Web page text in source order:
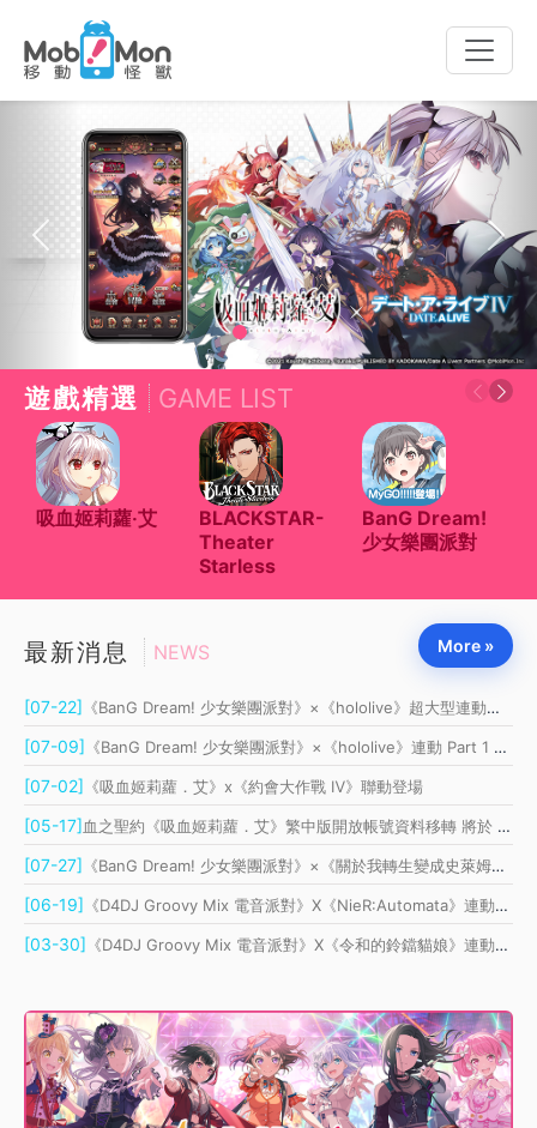
Toggle
Previous Next
遊戲精選 GAME LIST
吸血姬莉蘿‧艾
BLACKSTAR-
Theater
Starless
BanG Dream!
少女樂團派對
最新消息 NEWS More »
[07-22] 《BanG Dream! 少女樂團派對》×《hololive》超大型連動正式展開 Part 2
[07-09] 《BanG Dream! 少女樂團派對》×《hololive》連動 Part 1 登場
[07-02] 《吸血姬莉蘿．艾》x《約會大作戰 Ⅳ》聯動登場
[05-17]血之聖約《吸血姬莉蘿．艾》繁中版開放帳號資料移轉 將於 6 月重新上線
[07-27] 《BanG Dream! 少女樂團派對》×《關於我轉生變成史萊姆這檔事》連動開催！
[06-19] 《D4DJ Groovy Mix 電音派對》X《NieR:Automata》連動開催！
[03-30] 《D4DJ Groovy Mix 電音派對》X《令和的鈴鐺貓娘》連動開催！